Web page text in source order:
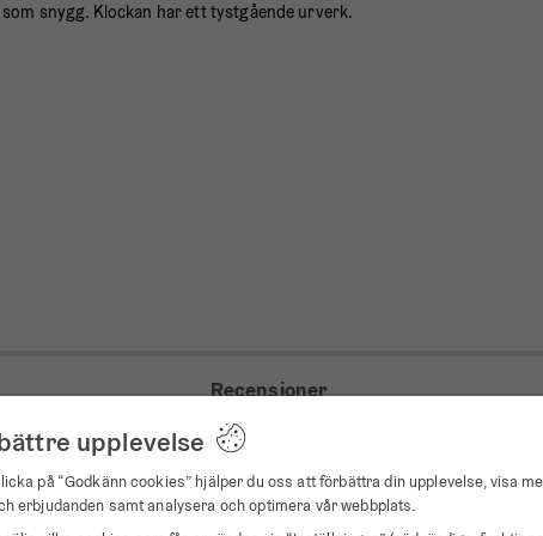
snygg. Klockan har ett tystgående urverk.
Recensioner
46
6
upplevelse
på “Godkänn cookies” hjälper du oss att förbättra din upplevelse, visa
erbjudanden samt analysera och optimera vår webbplats.